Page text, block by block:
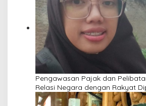
Pengawasan Pajak dan
Relasi Negara dengan Rakyat